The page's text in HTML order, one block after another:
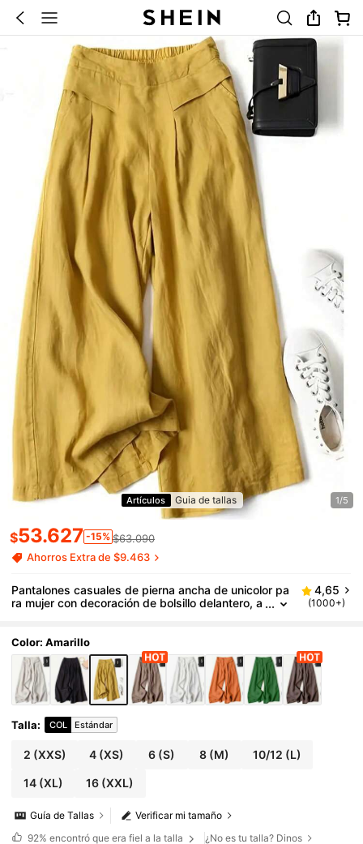
Artículos Guia de tallas 1/5
$53.627 -15% $63.090
Ahorros Extra de $9.463
Pantalones casuales de pierna ancha de unicolor pa
ra mujer con decoración de bolsillo delantero, a
4,65
(1000+)
Color: Amarillo
Talla: COL Estándar
2 (XXS) 4 (XS) 6 (S) 8 (M) 10/12 (L)
14(XL) 16 (XXL)
Verificar mi tamaño
Guía de Tallas
92% encontró que era fiel a la talla ¿No es tu talla? Dinos